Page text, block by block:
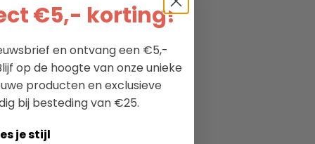
-
€5,- korting!
en ontvang een €5,-
op de hoogte van onze unieke
producten en exclusieve
bij besteding van €25.
je stijl